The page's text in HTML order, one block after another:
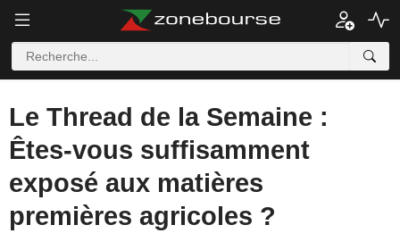
Le Thread de la Semaine :
Êtes-vous suffisamment
exposé aux matières
premières agricoles ?